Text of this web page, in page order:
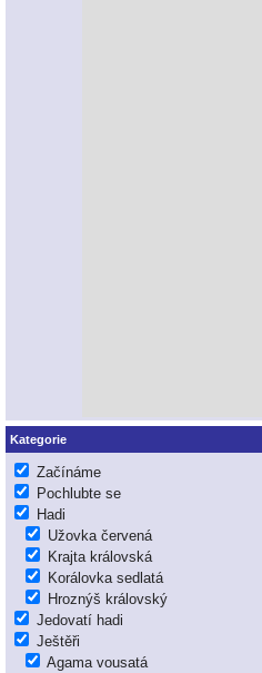
Kategorie
Začínáme
Pochlubte se
Hadi
Užovka červená
Krajta královská
Korálovka sedlatá
Hroznýš královský
Jedovatí hadi
Ještěři
Agama vousatá